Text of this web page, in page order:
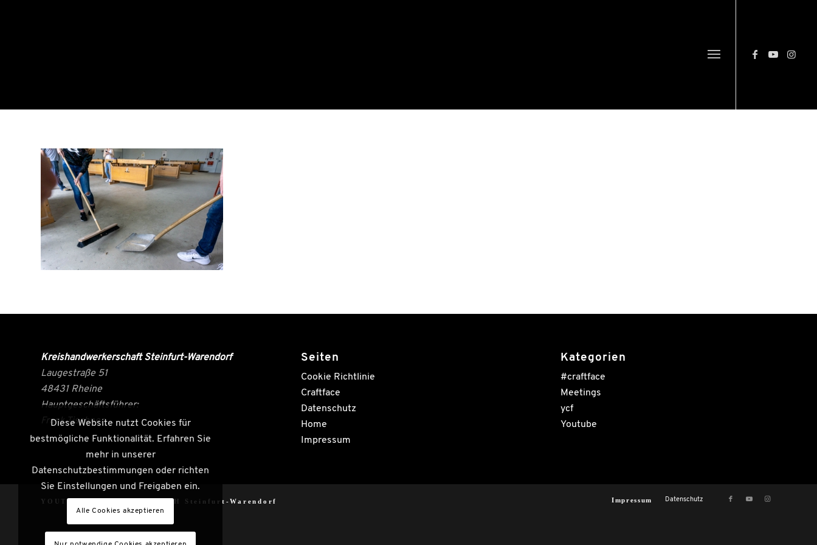
Kreishandwerkerschaft Steinfurt-Warendorf
Laugestraße 51
48431 Rheine
Hauptgeschäftsführer:
Frank Tischner
Seiten
Cookie Richtlinie
Craftface
Datenschutz
Home
Impressum
Kategorien
#craftface
Meetings
ycf
Youtube
YOUTH CRAFT FACTORY | KH Steinfurt-Warendorf Impressum Datenschutz
Diese Website nutzt Cookies für
bestmögliche Funktionalität. Erfahren Sie
mehr in unserer
Datenschutzbestimmungen oder richten
Sie Einstellungen und Freigaben ein.
Alle Cookies akzeptieren